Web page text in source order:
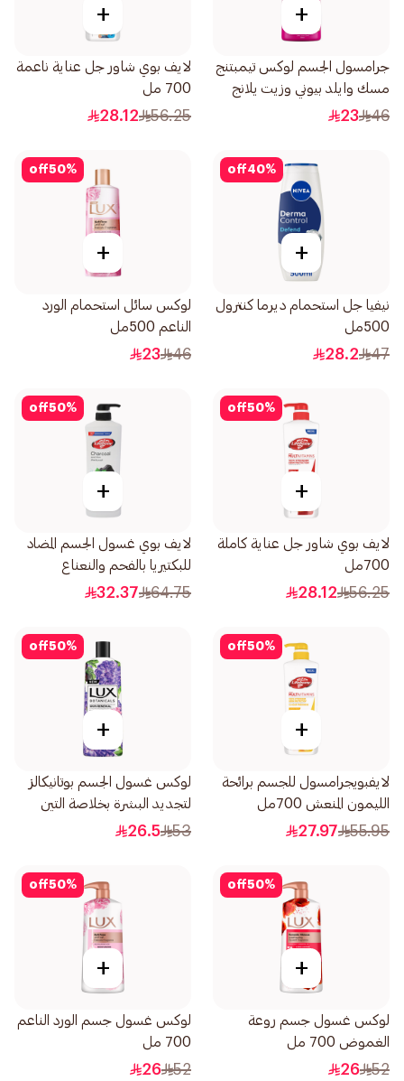
+
جرامسول الجسم لوكس تيمبتنج
مسك وايلد بيوني وزيت يلانج
يلانج 500مل
46
23
+
لايف بوي شاور جل عناية ناعمة
700 مل
56.25
28.12
40%
off
+
نيفيا جل استحمام ديرما كنترول
500مل
47
28.2
50%
off
+
لوكس سائل استحمام الورد
الناعم 500مل
46
23
50%
off
+
لايف بوي شاور جل عناية كاملة
700مل
56.25
28.12
50%
off
+
لايف بوي غسول الجسم المضاد
للبكتيريا بالفحم والنعناع
700مل
64.75
32.37
50%
off
+
لايفبويجرامسول للجسم برائحة
الليمون المنعش 700مل
55.95
27.97
50%
off
+
لوكس غسول الجسم بوتانيكالز
لتجديد البشرة بخلاصة التين
وزيت المسك 500مل
53
26.5
50%
off
+
لوكس غسول جسم روعة
الغموض 700 مل
52
26
50%
off
+
لوكس غسول جسم الورد الناعم
700 مل
52
26